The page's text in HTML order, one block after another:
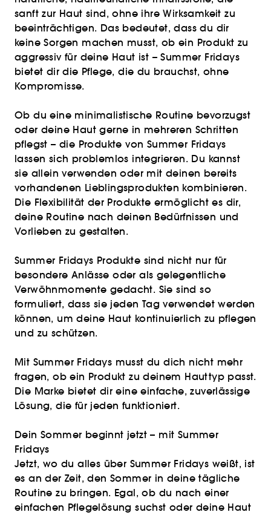
sanft zur Haut sind, ohne ihre Wirksamkeit zu
beeinträchtigen. Das bedeutet, dass du dir
keine Sorgen machen musst, ob ein Produkt zu
aggressiv für deine Haut ist – Summer Fridays
bietet dir die Pflege, die du brauchst, ohne
Kompromisse.
Ob du eine minimalistische Routine bevorzugst
oder deine Haut gerne in mehreren Schritten
pflegst – die Produkte von Summer Fridays
lassen sich problemlos integrieren. Du kannst
sie allein verwenden oder mit deinen bereits
vorhandenen Lieblingsprodukten kombinieren.
Die Flexibilität der Produkte ermöglicht es dir,
deine Routine nach deinen Bedürfnissen und
Vorlieben zu gestalten.
Summer Fridays Produkte sind nicht nur für
besondere Anlässe oder als gelegentliche
Verwöhnmomente gedacht. Sie sind so
formuliert, dass sie jeden Tag verwendet werden
können, um deine Haut kontinuierlich zu pflegen
und zu schützen.
Mit Summer Fridays musst du dich nicht mehr
fragen, ob ein Produkt zu deinem Hauttyp passt.
Die Marke bietet dir eine einfache, zuverlässige
Lösung, die für jeden funktioniert.
Dein Sommer beginnt jetzt – mit Summer
Fridays
Jetzt, wo du alles über Summer Fridays weißt, ist
es an der Zeit, den Sommer in deine tägliche
Routine zu bringen. Egal, ob du nach einer
einfachen Pflegelösung suchst oder deine Haut